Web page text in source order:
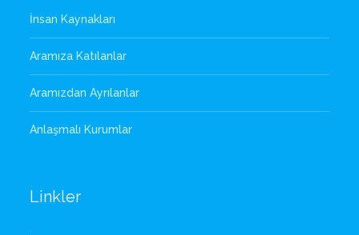
İnsan Kaynakları
Aramıza Katılanlar
Aramızdan Ayrılanlar
Anlaşmalı Kurumlar
Linkler